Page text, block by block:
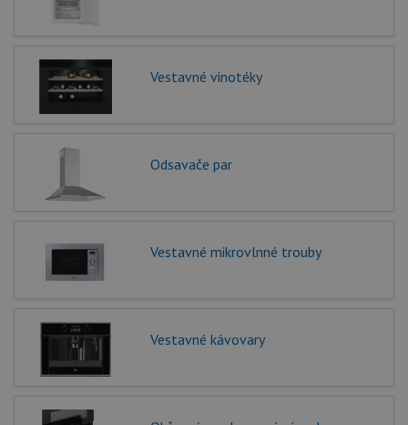
Vestavné vinotéky
Odsavače par
Vestavné mikrovlnné trouby
Vestavné kávovary